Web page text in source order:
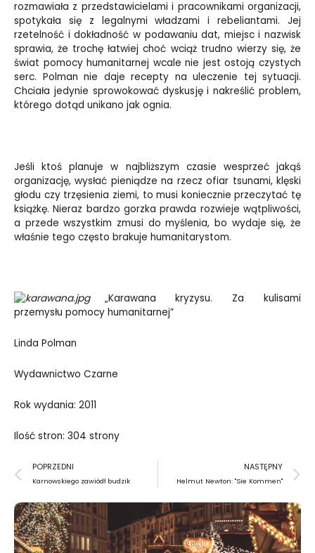
rozmawiała z przedstawicielami i pracownikami organizacji,
spotykała się z legalnymi władzami i rebeliantami. Jej
rzetelność i dokładność w podawaniu dat, miejsc i nazwisk
sprawia, że trochę łatwiej choć wciąż trudno wierzy się, że
świat pomocy humanitarnej wcale nie jest ostoją czystych
serc. Polman nie daje recepty na uleczenie tej sytuacji.
Chciała jedynie sprowokować dyskusję i nakreślić problem,
którego dotąd unikano jak ognia.
Jeśli ktoś planuje w najbliższym czasie wesprzeć jakąś
organizację, wysłać pieniądze na rzecz ofiar tsunami, klęski
głodu czy trzęsienia ziemi, to musi koniecznie przeczytać tę
książkę. Nieraz bardzo gorzka prawda rozwieje wątpliwości,
a przede wszystkim zmusi do myślenia, bo wydaje się, że
właśnie tego często brakuje humanitarystom.
„Karawana kryzysu. Za kulisami
przemysłu pomocy humanitarnej”
Linda Polman
Wydawnictwo Czarne
Rok wydania: 2011
Ilość stron: 304 strony
Prev
POPRZEDNI
Karnowskiego zawiódł budzik
NASTĘPNY
Helmut Newton: "Sie Kommen"